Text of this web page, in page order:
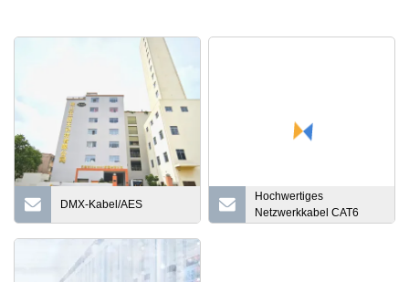
DMX-Kabel/AES
Hochwertiges
Netzwerkkabel CAT6